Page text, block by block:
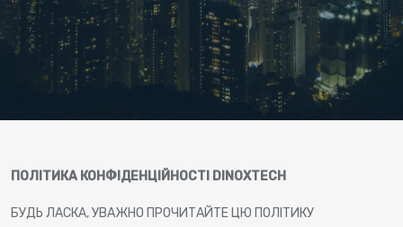
ПОЛІТИКА КОНФІДЕНЦІЙНОСТІ DINOXTECH
БУДЬ ЛАСКА, УВАЖНО ПРОЧИТАЙТЕ ЦЮ ПОЛІТИКУ